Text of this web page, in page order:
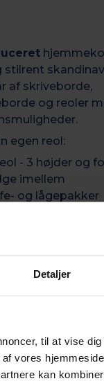
Detaljer
til at vise
vores
kan
stilrent
af skriveborde,
og reoler
egen reol:
- 3 højder og
imellem
og lågepakker